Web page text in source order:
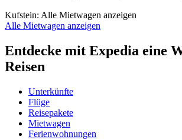
Kufstein: Alle Mietwagen anzeigen
Alle Mietwagen anzeigen
Entdecke mit Expedia eine
Reisen
Unterkünfte
Flüge
Reisepakete
Mietwagen
Ferienwohnungen